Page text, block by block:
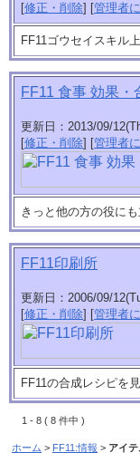
[修正・削除] [管理者
FF11ゴウセイスキル
FF11 食事 効果・
更新日：2013/09/
[修正・削除] [管理者
きっと他の方の役に
FF11印刷所
更新日：2006/09/
[修正・削除] [管理者
FF11の合成レシピを
1 - 8 ( 8 件中 )
ホーム > FF11:情報 > アイ